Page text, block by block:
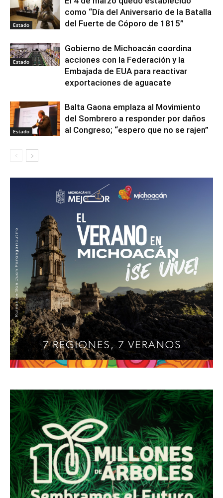
Estado
como “Día del Aniversario de la Batalla
del Fuerte de Cóporo de 1815”
Estado
Gobierno de Michoacán coordina
acciones con la Federación y la
Embajada de EUA para reactivar
exportaciones de aguacate
Estado
Balta Gaona emplaza al Movimiento
del Sombrero a responder por daños
al Congreso; “espero que no se rajen”